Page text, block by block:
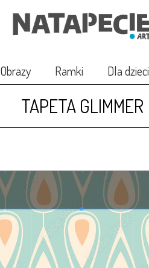
Obrazy Ramki Dla dzieci
TAPETA GLIMMER